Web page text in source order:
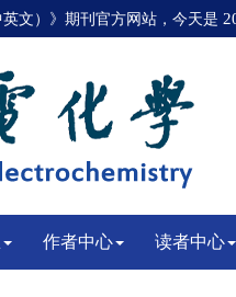
文）》期刊官方网站，今天是
作者中心 读者中心